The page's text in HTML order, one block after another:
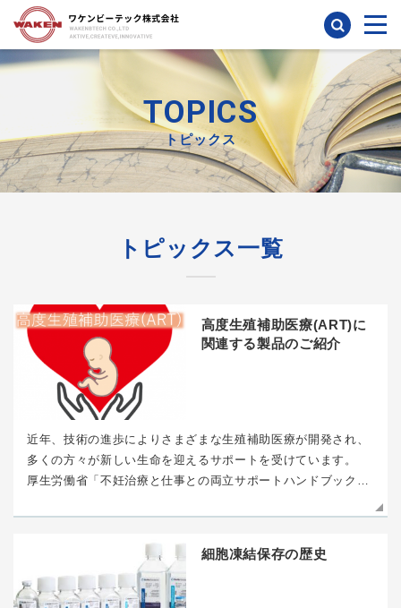
検索
TOPICS
トピックス
トピックス一覧
高度生殖補助医療(ART)に
関連する製品のご紹介
近年、技術の進歩によりさまざまな生殖補助医療が開発され、
多くの方々が新しい生命を迎えるサポートを受けています。
厚生労働省「不妊治療と仕事との両立サポートハンドブック…
細胞凍結保存の歴史